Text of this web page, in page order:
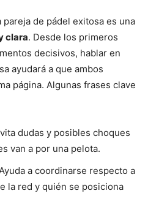
pareja de pádel exitosa es una
clara. Desde los primeros
decisivos, hablar en
ayudará a que ambos
página. Algunas frases clave
dudas y posibles choques
van a por una pelota.
a coordinarse respecto a
la red y quién se posiciona